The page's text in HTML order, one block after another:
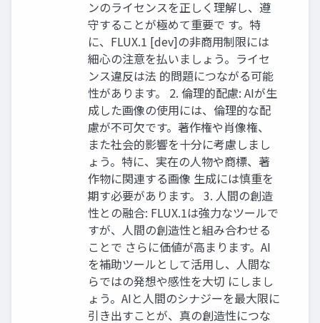
ンのライセンスを正しく理解し、遵
守することが極めて重要で す。特
に、FLUX.1 [dev]の非商用制限には
細心の注意を払いましょう。ライセ
ンス違反は法 的問題につながる可能
性があります。 2. 倫理的配慮: AIが生
成した画像の使用には、倫理的な配
慮が不可欠です。著作権や肖像権、
また社会的影響を十分に考慮しまし
ょう。特に、実在の人物や商標、著
作物に関連する画像 生成には慎重を
期す必要があります。 3. 人間の創造
性との融合: FLUX.1は強力なツールで
すが、人間の創造性と組み合わせる
ことで さらに価値が高まります。AI
を補助ツールとして活用し、人間な
らではの発想や感性を大切 にしまし
ょう。AIと人間のシナジーを最大限に
引き出すことが、真の創造性につな